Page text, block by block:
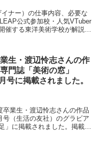
ナー）の仕事内容、必要な
公式参加校・人気VTuber
催する東洋美術学校が解説。
生・渡辺怜志さんの作
門誌「美術の窓」
号に掲載されました。
業生・渡辺怜志さんの作品
（生活の友社）のグラビア
」に掲載されました。掲載作